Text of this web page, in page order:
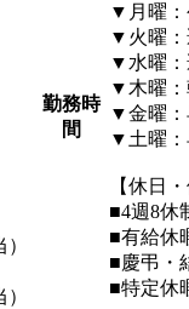
勤務時
間
▼月曜：
▼火曜：
▼水曜：
▼木曜：
▼金曜：
▼土曜：
【休日
■4週8休
■有給休
■慶弔・
■特定休